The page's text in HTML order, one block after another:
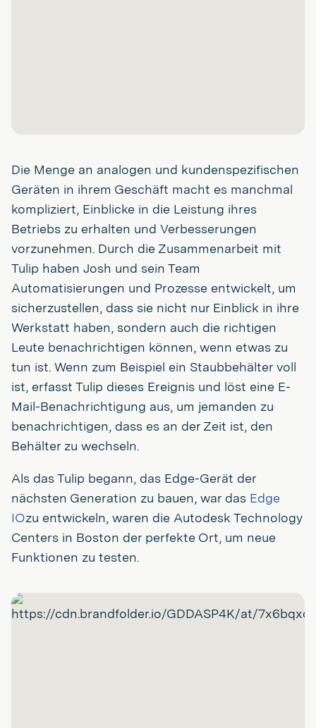
Die Menge an analogen und kundenspezifischen
Geräten in ihrem Geschäft macht es manchmal
kompliziert, Einblicke in die Leistung ihres
Betriebs zu erhalten und Verbesserungen
vorzunehmen. Durch die Zusammenarbeit mit
Tulip haben Josh und sein Team
Automatisierungen und Prozesse entwickelt, um
sicherzustellen, dass sie nicht nur Einblick in ihre
Werkstatt haben, sondern auch die richtigen
Leute benachrichtigen können, wenn etwas zu
tun ist. Wenn zum Beispiel ein Staubbehälter voll
ist, erfasst Tulip dieses Ereignis und löst eine E-
Mail-Benachrichtigung aus, um jemanden zu
benachrichtigen, dass es an der Zeit ist, den
Behälter zu wechseln.
Als das Tulip begann, das Edge-Gerät der
nächsten Generation zu bauen, war das Edge
IOzu entwickeln, waren die Autodesk Technology
Centers in Boston der perfekte Ort, um neue
Funktionen zu testen.